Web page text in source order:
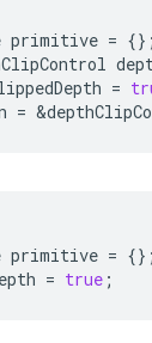
primitive = {};
=
= &
primitive = {};
= true ;